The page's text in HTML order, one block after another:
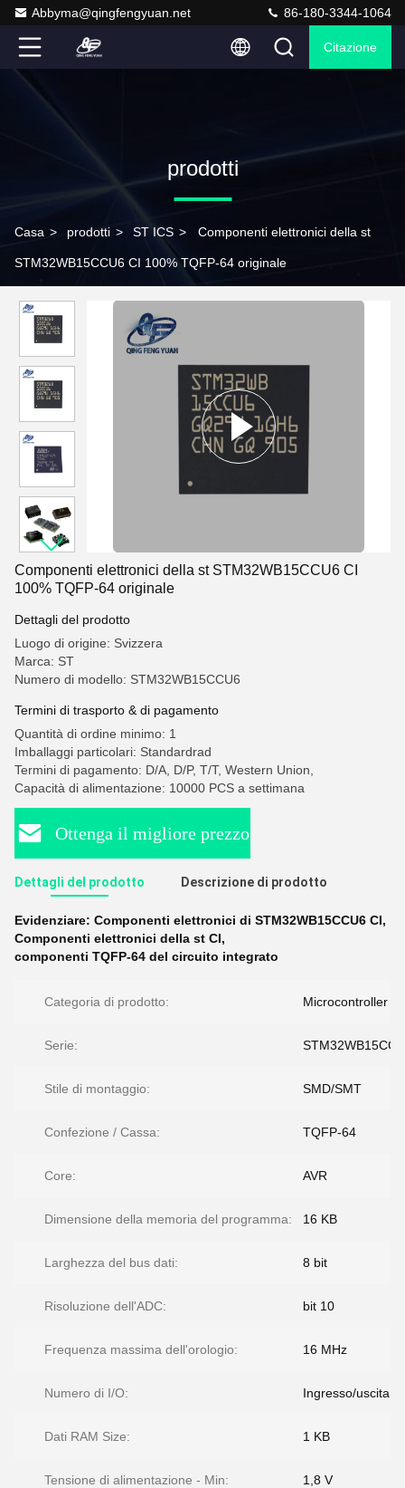
Abbyma@qingfengyuan.net 86-180-3344-1064
Citazione
prodotti
Casa > prodotti > ST ICS > Componenti elettronici della st
STM32WB15CCU6 CI 100% TQFP-64 originale
Componenti elettronici della st STM32WB15CCU6 CI
100% TQFP-64 originale
Dettagli del prodotto
Luogo di origine: Svizzera
Marca: ST
Numero di modello: STM32WB15CCU6
Termini di trasporto & di pagamento
Quantità di ordine minimo: 1
Imballaggi particolari: Standardrad
Termini di pagamento: D/A, D/P, T/T, Western Union,
Capacità di alimentazione: 10000 PCS a settimana
Ottenga il migliore prezzo
Dettagli del prodotto Descrizione di prodotto
Evidenziare: Componenti elettronici di STM32WB15CCU6 CI,
Componenti elettronici della st CI,
componenti TQFP-64 del circuito integrato
Categoria di prodotto: Microcontroller
Serie:
Stile di montaggio: SMD/SMT
Confezione / Cassa: TQFP-64
Core: AVR
Dimensione della memoria del programma: 16 KB
Larghezza del bus dati: 8 bit
Risoluzione dell'ADC: bit 10
Frequenza massima dell'orologio: 16 MHz
Numero di I/O: Ingresso/uscita
Dati RAM Size: 1 KB
Tensione di alimentazione - Min: 1,8 V